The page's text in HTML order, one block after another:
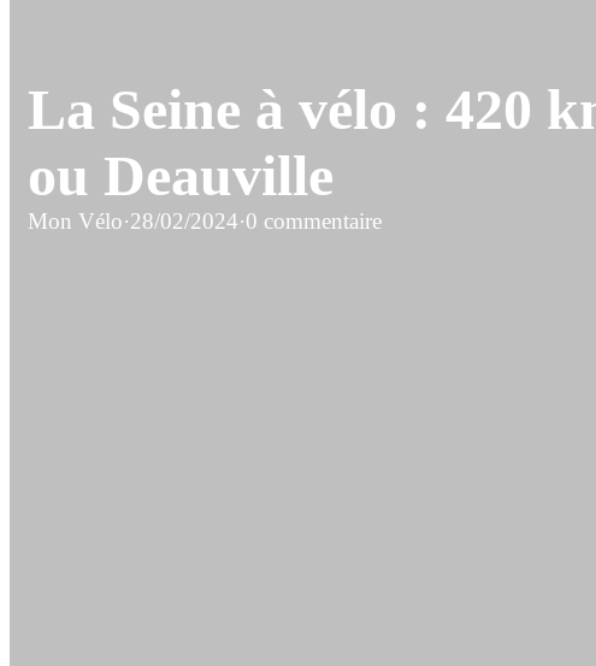
La Seine à vélo : 420
ou Deauville
Mon Vélo·28/02/2024·0 commentaire